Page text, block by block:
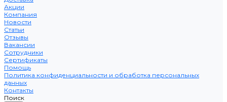
Акции
Компания
Новости
Статьи
Отзывы
Вакансии
Сотрудники
Сертификаты
Помощь
Политика конфиденциальности и обработка персональных
данных
Контакты
Поиск